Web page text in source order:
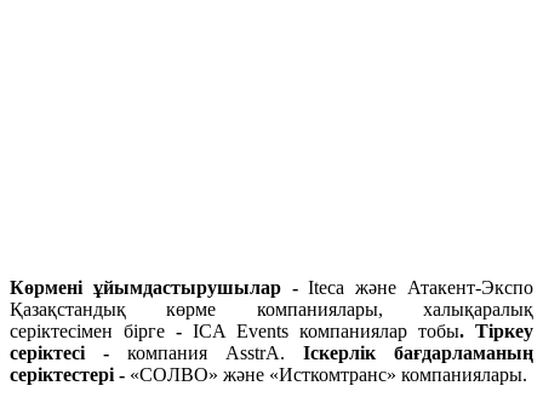
Көрмені ұйымдастырушылар -Iteca және Атакент-Экспо
Қазақстандық көрме компаниялары, халықаралық
серіктесімен бірге - ICA Events компаниялар тобы. Тіркеу
серіктесі - компания AsstrA. Іскерлік бағдарламаның
серіктестері - «СOЛВО» және «Исткомтранс» компаниялары.